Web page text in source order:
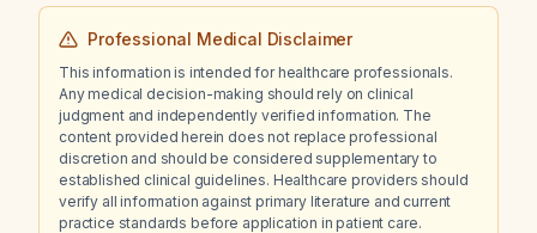
Professional Medical Disclaimer
This information is intended for healthcare professionals.
Any medical decision-making should rely on clinical
judgment and independently verified information. The
content provided herein does not replace professional
discretion and should be considered supplementary to
established clinical guidelines. Healthcare providers should
verify all information against primary literature and current
practice standards before application in patient care.